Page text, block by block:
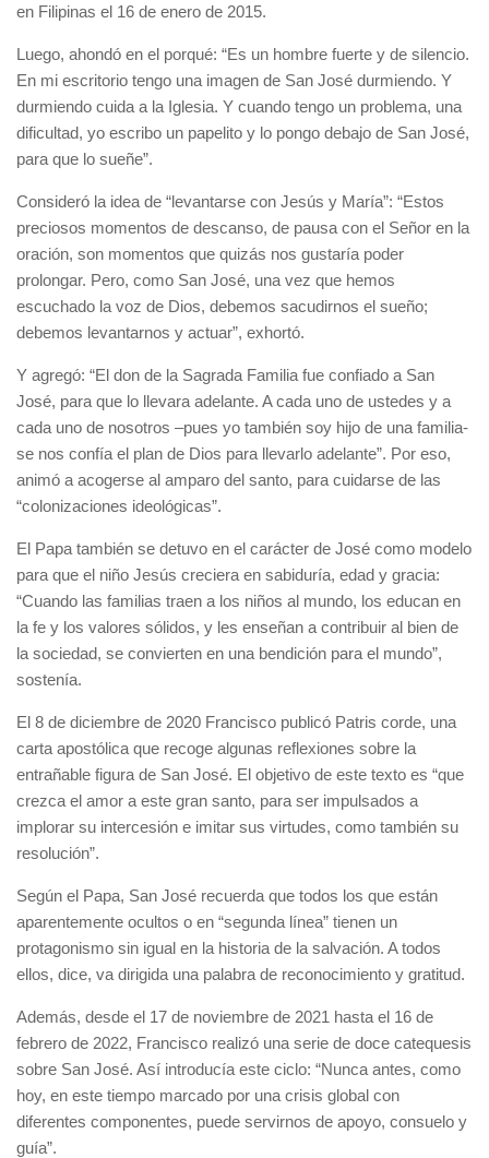
en Filipinas el 16 de enero de 2015.
Luego, ahondó en el porqué: “Es un hombre fuerte y de silencio.
En mi escritorio tengo una imagen de San José durmiendo. Y
durmiendo cuida a la Iglesia. Y cuando tengo un problema, una
dificultad, yo escribo un papelito y lo pongo debajo de San José,
para que lo sueñe”.
Consideró la idea de “levantarse con Jesús y María”: “Estos
preciosos momentos de descanso, de pausa con el Señor en la
oración, son momentos que quizás nos gustaría poder
prolongar. Pero, como San José, una vez que hemos
escuchado la voz de Dios, debemos sacudirnos el sueño;
debemos levantarnos y actuar”, exhortó.
Y agregó: “El don de la Sagrada Familia fue confiado a San
José, para que lo llevara adelante. A cada uno de ustedes y a
cada uno de nosotros –pues yo también soy hijo de una familia-
se nos confía el plan de Dios para llevarlo adelante”. Por eso,
animó a acogerse al amparo del santo, para cuidarse de las
“colonizaciones ideológicas”.
El Papa también se detuvo en el carácter de José como modelo
para que el niño Jesús creciera en sabiduría, edad y gracia:
“Cuando las familias traen a los niños al mundo, los educan en
la fe y los valores sólidos, y les enseñan a contribuir al bien de
la sociedad, se convierten en una bendición para el mundo”,
sostenía.
El 8 de diciembre de 2020 Francisco publicó Patris corde, una
carta apostólica que recoge algunas reflexiones sobre la
entrañable figura de San José. El objetivo de este texto es “que
crezca el amor a este gran santo, para ser impulsados a
implorar su intercesión e imitar sus virtudes, como también su
resolución”.
Según el Papa, San José recuerda que todos los que están
aparentemente ocultos o en “segunda línea” tienen un
protagonismo sin igual en la historia de la salvación. A todos
ellos, dice, va dirigida una palabra de reconocimiento y gratitud.
Además, desde el 17 de noviembre de 2021 hasta el 16 de
febrero de 2022, Francisco realizó una serie de doce catequesis
sobre San José. Así introducía este ciclo: “Nunca antes, como
hoy, en este tiempo marcado por una crisis global con
diferentes componentes, puede servirnos de apoyo, consuelo y
guía”.